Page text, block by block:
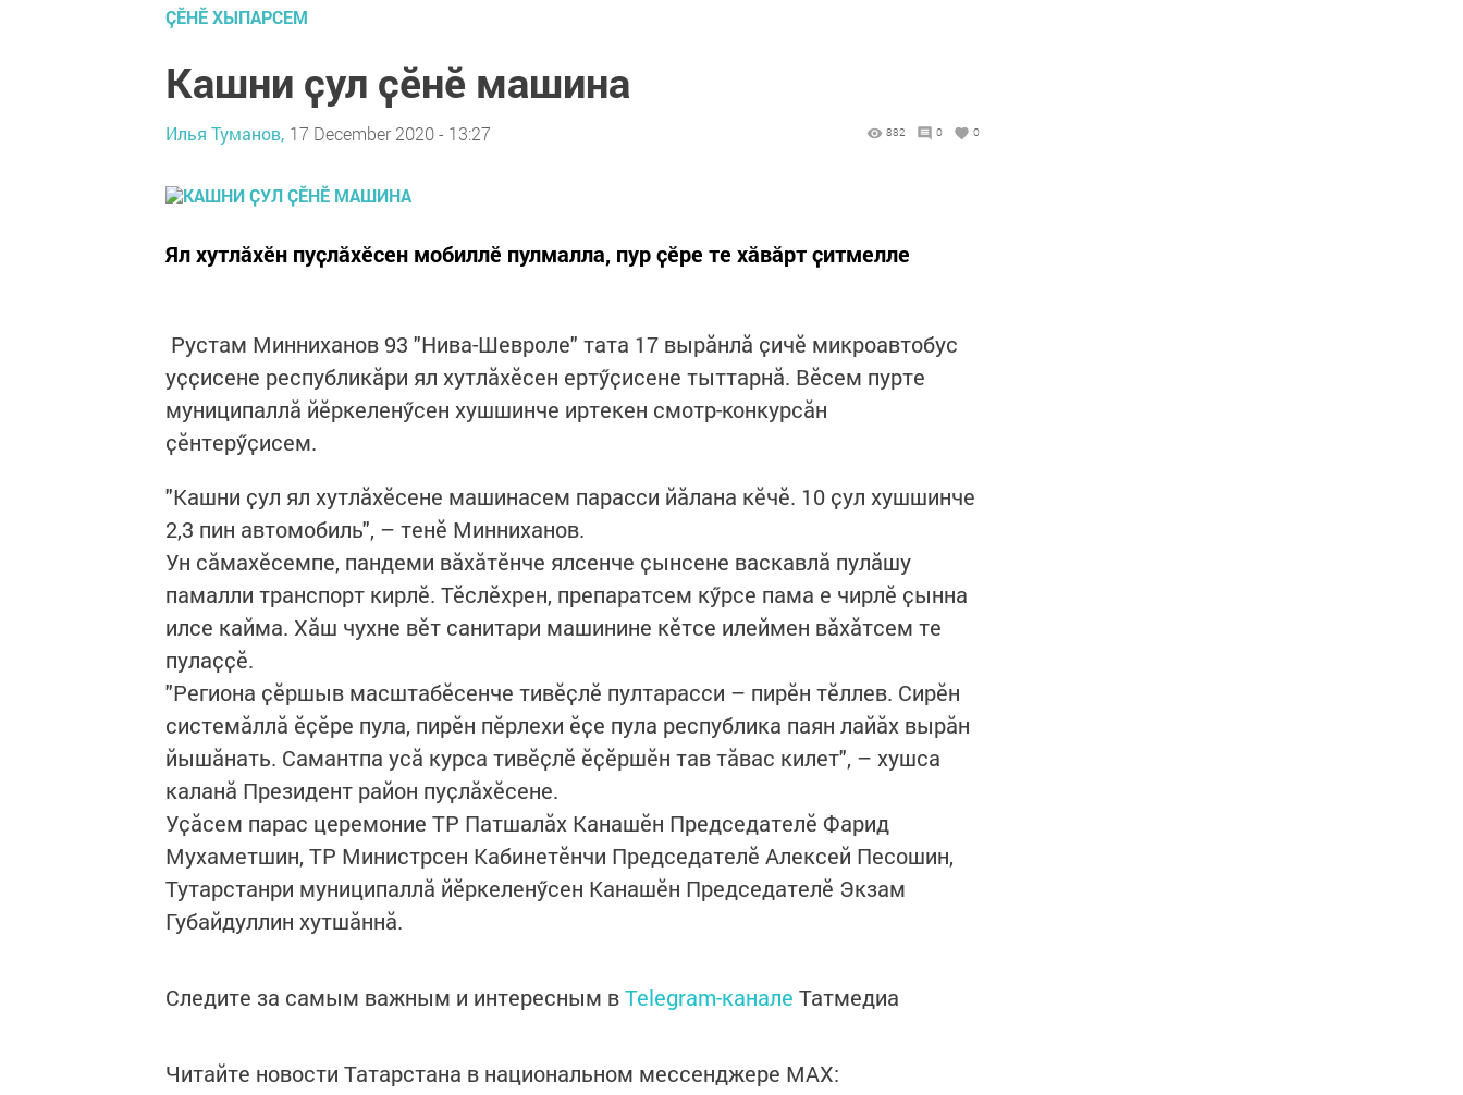
ÇӖНӖ ХЫПАРСЕМ
Кашни ҫул ҫӗнӗ машина
Илья Туманов, 17 December 2020 - 13:27 882 0 0
Ял хутлӑхӗн пуҫлӑхӗсен мобиллӗ пулмалла, пур ҫӗре те хӑвӑрт ҫитмелле
Рустам Минниханов 93 "Нива-Шевроле" тата 17 вырӑнлӑ ҫичӗ микроавтобус
уҫҫисене республикӑри ял хутлӑхӗсен ертӳҫисене тыттарнӑ. Вӗсем пурте
муниципаллӑ йӗркеленӳсен хушшинче иртекен смотр-конкурсӑн
ҫӗнтерӳҫисем.
"Кашни ҫул ял хутлӑхӗсене машинасем парасси йӑлана кӗчӗ. 10 ҫул хушшинче
2,3 пин автомобиль", – тенӗ Минниханов.
Ун сӑмахӗсемпе, пандеми вӑхӑтӗнче ялсенче ҫынсене васкавлӑ пулӑшу
памалли транспорт кирлӗ. Тӗслӗхрен, препаратсем кӳрсе пама е чирлӗ ҫынна
илсе кайма. Хӑш чухне вӗт санитари машинине кӗтсе илеймен вӑхӑтсем те
пулаҫҫӗ.
"Региона ҫӗршыв масштабӗсенче тивӗҫлӗ пултарасси – пирӗн тӗллев. Сирӗн
системӑллӑ ӗҫӗре пула, пирӗн пӗрлехи ӗҫе пула республика паян лайӑх вырӑн
йышӑнать. Самантпа усӑ курса тивӗҫлӗ ӗҫӗршӗн тав тӑвас килет", – хушса
каланӑ Президент район пуҫлӑхӗсене.
Уҫӑсем парас церемоние ТР Патшалӑх Канашӗн Председателӗ Фарид
Мухаметшин, ТР Министрсен Кабинетӗнчи Председателӗ Алексей Песошин,
Тутарстанри муниципаллӑ йӗркеленӳсен Канашӗн Председателӗ Экзам
Губайдуллин хутшӑннӑ.
Следите за самым важным и интересным вTelegram-канале Татмедиа
Читайте новости Татарстана в национальном мессенджере MАХ: